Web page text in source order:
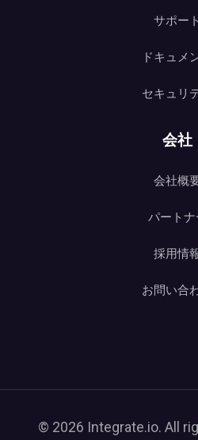
サポート
ドキュメ
セキュリ
会社
会社概
パートナ
採用情
お問い合
© 2026 Integrate.io. All